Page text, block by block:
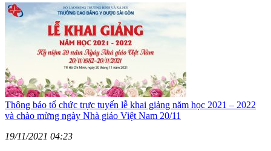
Thông báo tổ chức trực tuyến lễ khai giảng năm học 2021 – 2022
và chào mừng ngày Nhà giáo Việt Nam 20/11
19/11/2021 04:23